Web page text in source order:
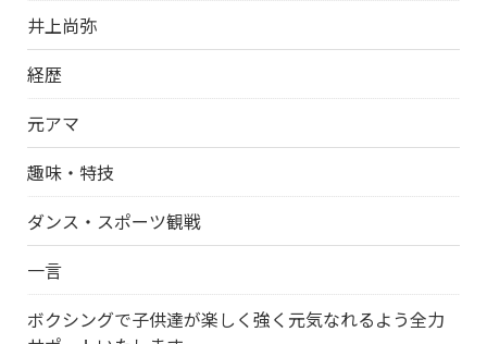
井上尚弥
経歴
元アマ
趣味・特技
ダンス・スポーツ観戦
一言
ボクシングで子供達が楽しく強く元気なれるよう全力